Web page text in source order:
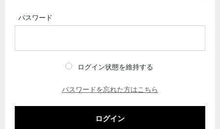
パスワード
ログイン状態を維持する
パスワードを忘れた方はこちら
ログイン